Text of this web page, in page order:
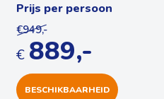
Prijs per persoon
€949,-
€ 889,-
BESCHIKBAARHEID